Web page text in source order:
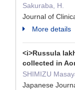
Sakuraba, H.
Journal of
More details
<i>Russula
collected in
SHIMIZU
Japanese